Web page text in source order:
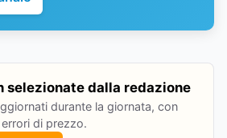
selezionate dalla redazione
durante la giornata, con
di prezzo.